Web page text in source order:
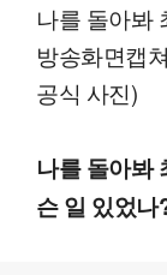
나를 돌아봐
방송화면캡
공식 사진)
나를 돌아봐
슨 일 있었나